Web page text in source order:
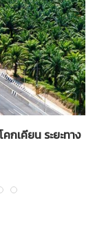
กเคียน ระยะทาง